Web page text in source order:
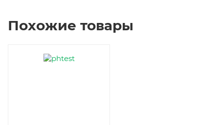
Похожие товары